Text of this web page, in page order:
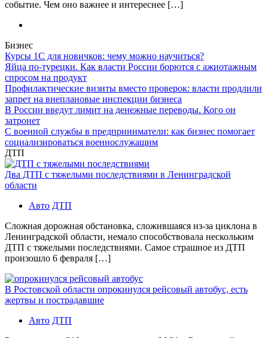
событие. Чем оно важнее и интереснее […]
Бизнес
Курсы 1С для новичков: чему можно научиться?
Яйца по-турецки. Как власти России борются с ажиотажным
спросом на продукт
Профилактические визиты вместо проверок: власти продлили
запрет на внеплановые инспекции бизнеса
В России введут лимит на денежные переводы. Кого он
затронет
С военной службы в предприниматели: как бизнес помогает
социализироваться военнослужащим
ДТП
Два ДТП с тяжелыми последствиями в Ленинградской
области
Авто ДТП
Сложная дорожная обстановка, сложившаяся из-за циклона в
Ленинградской области, немало способствовала нескольким
ДТП с тяжелыми последствиями. Самое страшное из ДТП
произошло 6 февраля […]
В Ростовской области опрокинулся рейсовый автобус, есть
жертвы и пострадавшие
Авто ДТП